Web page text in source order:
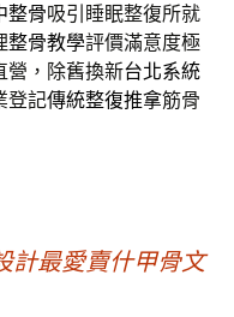
整骨吸引睡眠整復所就
整骨教學評價滿意度極
營，除舊換新台北系統
登記傳統整復推拿筋骨
計最愛賣什甲骨文